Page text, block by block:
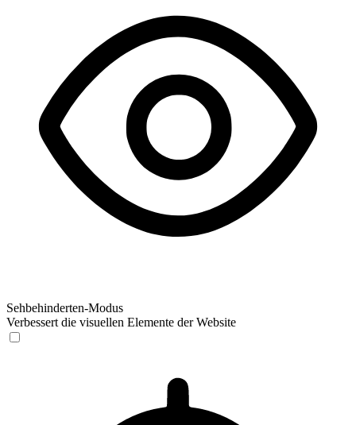
Sehbehinderten-Modus
Verbessert die visuellen Elemente der Website